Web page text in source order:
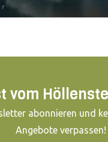
vom
abonnieren und
Angebote verpassen!